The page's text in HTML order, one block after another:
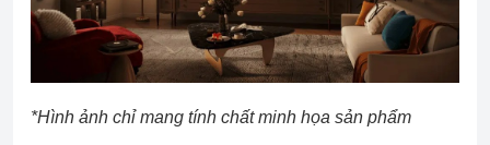
*Hình ảnh chỉ mang tính chất minh họa sản phẩm